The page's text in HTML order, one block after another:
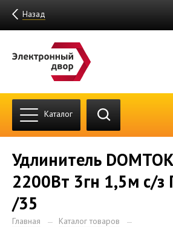
Назад
Каталог
Удлинитель
2200Вт 3гн 1,5м с/з
/35
Главная
Каталог товаров